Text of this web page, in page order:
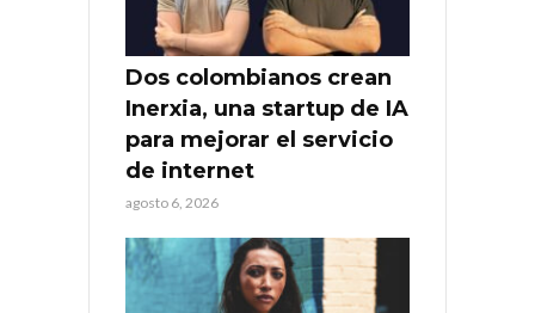
Dos colombianos crean
Inerxia, una startup de IA
para mejorar el servicio
de internet
agosto 6, 2026